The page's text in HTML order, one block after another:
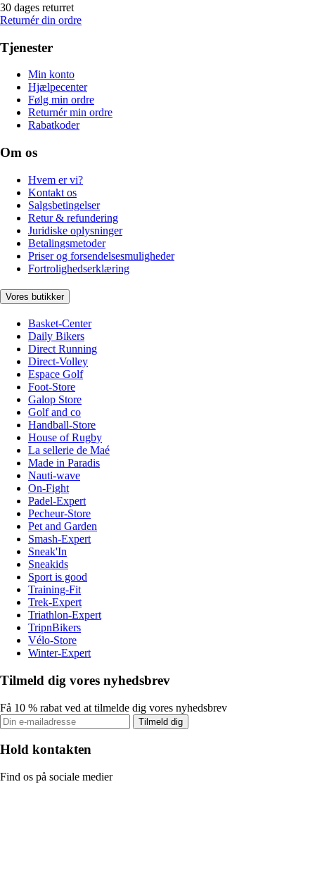
30 dages returret
Returnér din ordre
Tjenester
Min konto
Hjælpecenter
Følg min ordre
Returnér min ordre
Rabatkoder
Om os
Hvem er vi?
Kontakt os
Salgsbetingelser
Retur & refundering
Juridiske oplysninger
Betalingsmetoder
Priser og forsendelsesmuligheder
Fortrolighedserklæring
Vores butikker
Basket-Center
Daily Bikers
Direct Running
Direct-Volley
Espace Golf
Foot-Store
Galop Store
Golf and co
Handball-Store
House of Rugby
La sellerie de Maé
Made in Paradis
Nauti-wave
On-Fight
Padel-Expert
Pecheur-Store
Pet and Garden
Smash-Expert
Sneak'In
Sneakids
Sport is good
Training-Fit
Trek-Expert
Triathlon-Expert
TripnBikers
Vélo-Store
Winter-Expert
Tilmeld dig vores nyhedsbrev
Få 10 % rabat ved at tilmelde dig vores nyhedsbrev
Tilmeld dig
Hold kontakten
Find os på sociale medier